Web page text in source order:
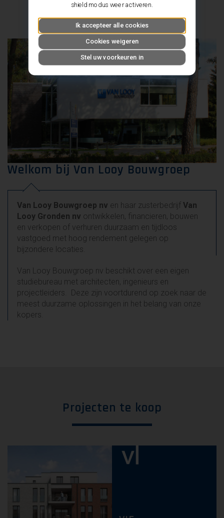
Welkom bij Van Looy Bouwgroep
Van Looy Bouwgroep nv en haar zusterbedrijfVan
Looy Gronden nv ontwikkelen, financieren, bouwen
en verkopen of verhuren duurzaam en tijdloos
vastgoed met hoog rendement gelegen op
bijzondere locaties.
Van Looy Bouwgroep nv beschikt over een eigen
studiebureau met architecten, ingenieurs en
projectleiders. Deze zijn voortdurend op zoek naar de
meest duurzame oplossingen in het belang van onze
kopers.
Projecten te koop
shield modus weer activeren.
Ik accepteer alle cookies
Cookies weigeren
Stel uw voorkeuren in